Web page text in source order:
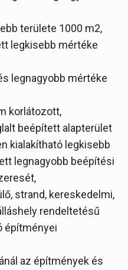
területe 1000 m2,
legkisebb mértéke
legnagyobb mértéke
korlátozott,
beépített alapterület
kialakítható legkisebb
legnagyobb beépítési
strand, kereskedelmi,
rendeltetésű
építményei
az építmények és